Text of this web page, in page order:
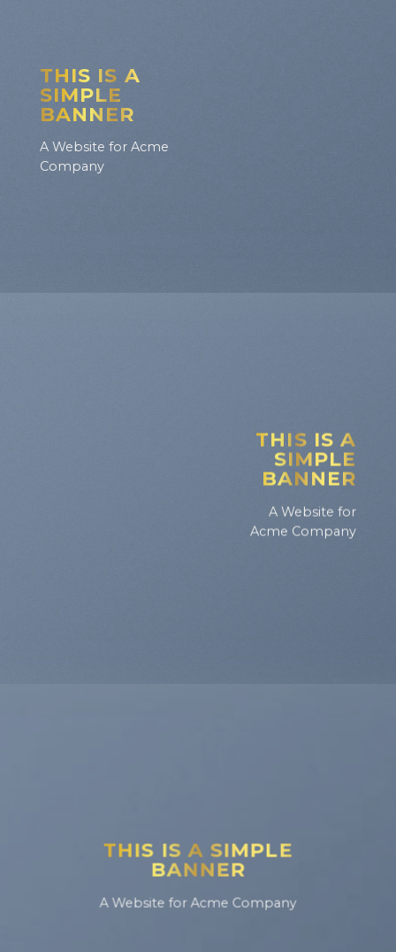
THIS IS A
SIMPLE
BANNER
A Website for Acme
Company
THIS IS A
SIMPLE
BANNER
A Website for
Acme Company
THIS IS A SIMPLE
BANNER
A Website for Acme Company